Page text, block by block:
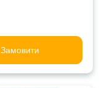
Замовити